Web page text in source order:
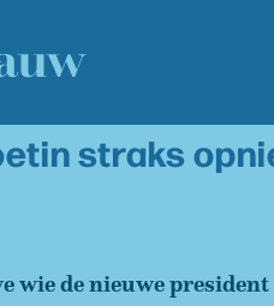
straks
wie de nieuwe